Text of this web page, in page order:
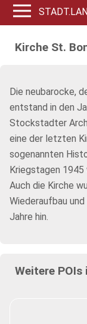
Kirche St.
Die neubarocke,
entstand in den
Stockstadter
eine der letzten
sogenannten
Kriegstagen
Auch die Kirche
Wiederaufbau
Jahre hin.
Weitere